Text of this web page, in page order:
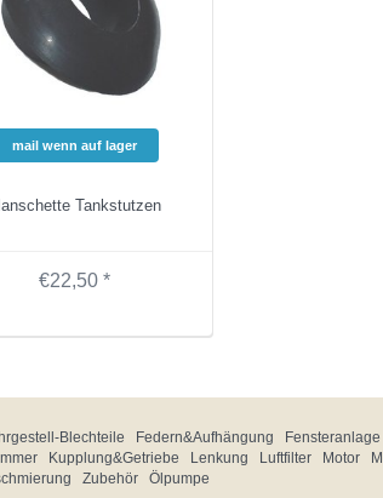
mail wenn auf lager
Tankstutzen
€22,50 *
Blechteile Federn&Aufhängung Fensteranlage
Kupplung&Getriebe Lenkung Luftfilter Motor
Zubehör Ölpumpe